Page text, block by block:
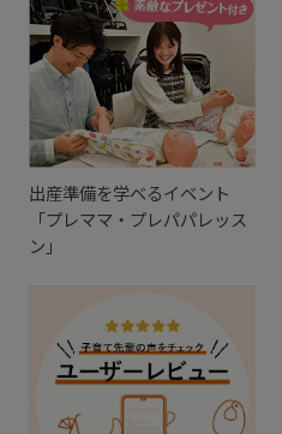
出産準備を学べるイベント
「プレママ・プレパパレッス
ン」